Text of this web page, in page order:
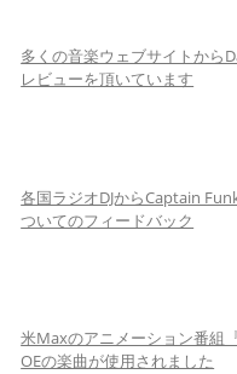
多くの音楽ウェブサイトから
レビューを頂いています
各国ラジオDJからCaptain
ついてのフィードバック
米Maxのアニメーション番組
OEの楽曲が使用されました